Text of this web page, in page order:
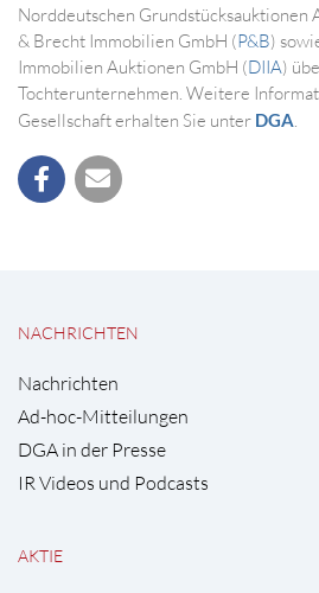
Norddeutschen Grundstücksauktionen
& Brecht Immobilien GmbH (P&B)
Immobilien Auktionen GmbH (DIIA)
Tochterunternehmen. Weitere
Gesellschaft erhalten Sie unter DGA
NACHRICHTEN
Nachrichten
Ad-hoc-Mitteilungen
DGA in der Presse
IR Videos und Podcasts
AKTIE